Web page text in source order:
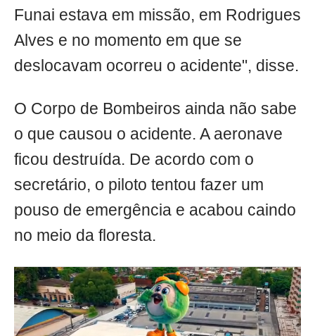
Funai estava em missão, em Rodrigues
Alves e no momento em que se
deslocavam ocorreu o acidente", disse.
O Corpo de Bombeiros ainda não sabe
o que causou o acidente. A aeronave
ficou destruída. De acordo com o
secretário, o piloto tentou fazer um
pouso de emergência e acabou caindo
no meio da floresta.